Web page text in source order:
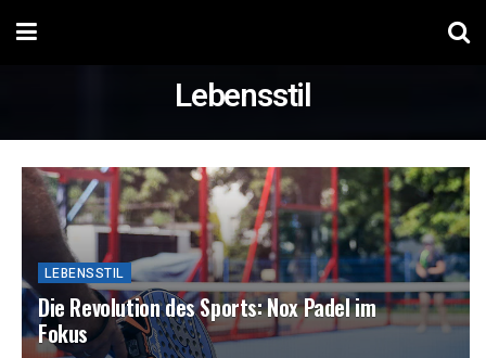
Lebensstil
LEBENSSTIL
Die Revolution des Sports: Nox Padel im
Fokus